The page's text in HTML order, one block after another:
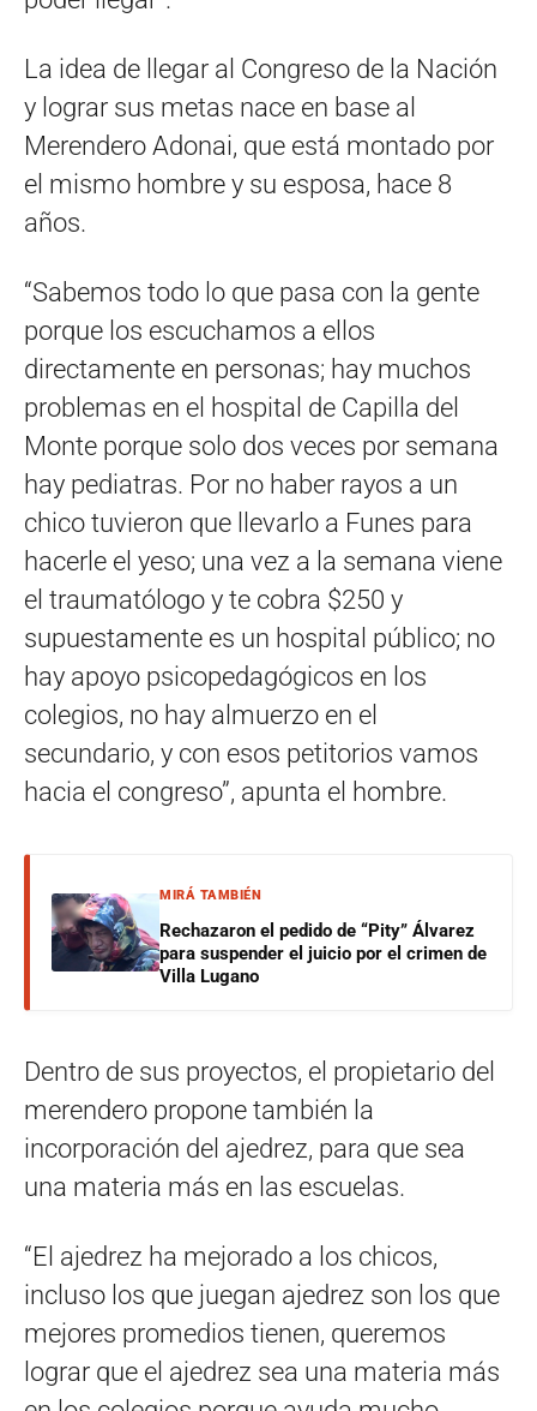
La idea de llegar al Congreso de la Nación
y lograr sus metas nace en base al
Merendero Adonai, que está montado por
el mismo hombre y su esposa, hace 8
años.
“Sabemos todo lo que pasa con la gente
porque los escuchamos a ellos
directamente en personas; hay muchos
problemas en el hospital de Capilla del
Monte porque solo dos veces por semana
hay pediatras. Por no haber rayos a un
chico tuvieron que llevarlo a Funes para
hacerle el yeso; una vez a la semana viene
el traumatólogo y te cobra $250 y
supuestamente es un hospital público; no
hay apoyo psicopedagógicos en los
colegios, no hay almuerzo en el
secundario, y con esos petitorios vamos
hacia el congreso”, apunta el hombre.
MIRÁ TAMBIÉN
Rechazaron el pedido de “Pity” Álvarez
para suspender el juicio por el crimen de
Villa Lugano
Dentro de sus proyectos, el propietario del
merendero propone también la
incorporación del ajedrez, para que sea
una materia más en las escuelas.
“El ajedrez ha mejorado a los chicos,
incluso los que juegan ajedrez son los que
mejores promedios tienen, queremos
lograr que el ajedrez sea una materia más